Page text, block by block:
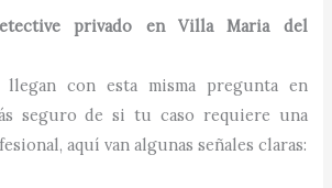
privado en Villa Maria del
llegan con esta misma pregunta en
seguro de si tu caso requiere una
aquí van algunas señales claras: